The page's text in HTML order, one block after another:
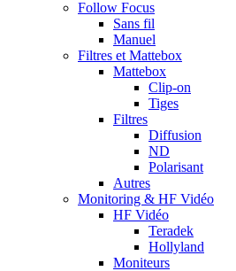
Follow Focus
Sans fil
Manuel
Filtres et Mattebox
Mattebox
Clip-on
Tiges
Filtres
Diffusion
ND
Polarisant
Autres
Monitoring & HF Vidéo
HF Vidéo
Teradek
Hollyland
Moniteurs